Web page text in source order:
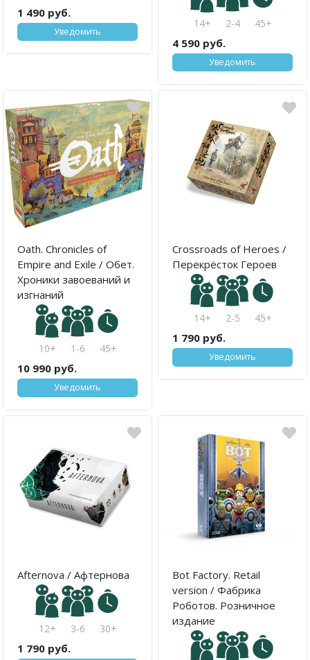
1 490 руб.
Уведомить
14+ 2-4 45+
4 590 руб.
Уведомить
Oath. Chronicles of
Empire and Exile / Обет.
Хроники завоеваний и
изгнаний
10+ 1-6 45+
10 990 руб.
Уведомить
Crossroads of Heroes /
Перекрёсток Героев
14+ 2-5 45+
1 790 руб.
Уведомить
Afternova / Афтернова
12+ 3-6 30+
1 790 руб.
Bot Factory. Retail
version / Фабрика
Роботов. Розничное
издание